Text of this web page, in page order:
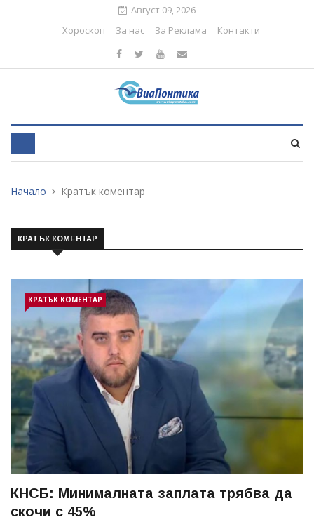
Август 09, 2026
Хороскоп
За нас За Реклама Контакти
Начало Кратък коментар
КРАТЪК КОМЕНТАР
КРАТЪК КОМЕНТАР
КНСБ: Минималната заплата трябва да
скочи с 45%